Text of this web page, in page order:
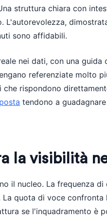
struttura chiara con
L'autorevolezza,
sono affidabili.
nei dati, con una
referenziate molto
che rispondono
tendono a
la visibilità
il nucleo. La frequenza
quota di voce confronta
se l'inquadramento è